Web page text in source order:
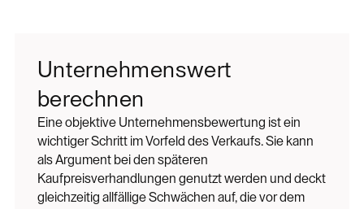
Unternehmenswert
berechnen
Eine objektive Unternehmensbewertung ist ein
wichtiger Schritt im Vorfeld des Verkaufs. Sie kann
als Argument bei den späteren
Kaufpreisverhandlungen genutzt werden und deckt
gleichzeitig allfällige Schwächen auf, die vor dem